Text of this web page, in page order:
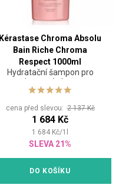
Kérastase Chroma Absolu
Bain Riche Chroma
Respect 1000ml
Hydratační šampon pro
barvené vlasy
cena před slevou:2 137 Kč
1 684 Kč
1 684 Kč/1
SLEVA 21%
DO KOŠÍKU